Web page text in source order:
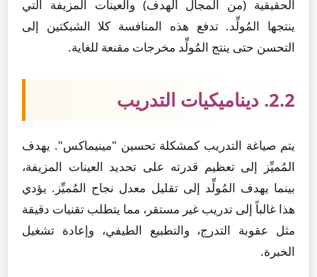
الحقيقية (من المجال الهدف) والعينات المزيفة التي
ينتجها المُولِّد. تدفع هذه المنافسة كلا الشبكتين إلى
التحسن حتى ينتج المُولِّد مخرجات مقنعة للغاية.
2.2. ديناميكيات التدريب
يتم صياغة التدريب كمشكلة تحسين "مينيماكس". يهدف
المُميِّز إلى تعظيم قدرته على تحديد العينات المزيفة،
بينما يهدف المُولِّد إلى تقليل معدل نجاح المُميِّز. يؤدي
هذا غالباً إلى تدريب غير مستقر، مما يتطلب تقنيات دقيقة
مثل عقوبة التدرج، والتطبيع الطيفي، وإعادة تشغيل
الخبرة.